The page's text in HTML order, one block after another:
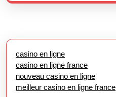
casino en ligne
casino en ligne france
nouveau casino en ligne
meilleur casino en ligne france